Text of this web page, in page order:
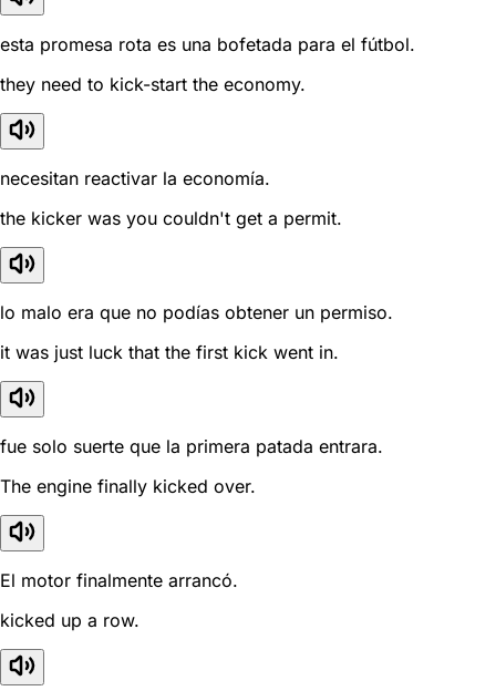
esta promesa rota es una bofetada para el fútbol.
they need to kick-start the economy.
necesitan reactivar la economía.
the kicker was you couldn't get a permit.
lo malo era que no podías obtener un permiso.
it was just luck that the first kick went in.
fue solo suerte que la primera patada entrara.
The engine finally kicked over.
El motor finalmente arrancó.
kicked up a row.